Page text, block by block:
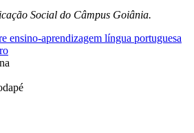
Social do Câmpus Goiânia.
ensino-aprendizagem língua portuguesa